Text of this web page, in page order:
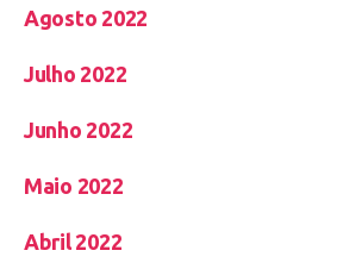
Agosto 2022
Julho 2022
Junho 2022
Maio 2022
Abril 2022